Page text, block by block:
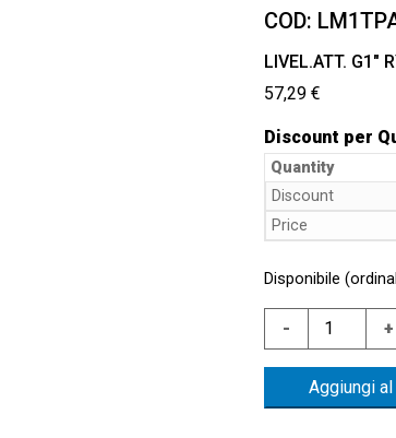
COD:
LIVEL.ATT. G1″
57,29€
Discount per
Quantity
Discount
Price
Disponibile
-
LIVEL.ATT.
G1"
RYTON
MIN.
+
Aggiungi